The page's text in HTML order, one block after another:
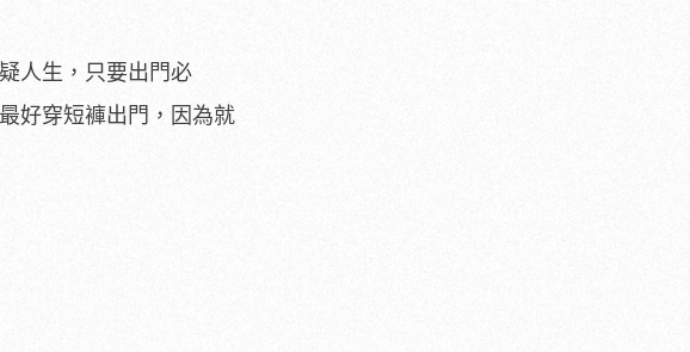
人生，只要出門必
好穿短褲出門，因為就